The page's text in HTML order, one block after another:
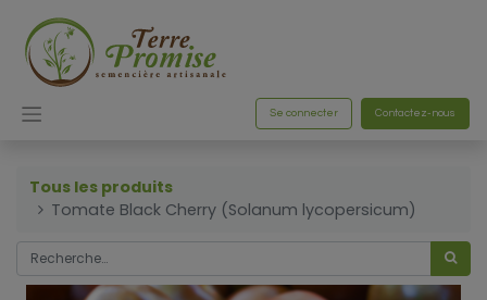
Se connecter Contactez-nous
Tous les produits
Tomate Black Cherry (Solanum lycopersicum)